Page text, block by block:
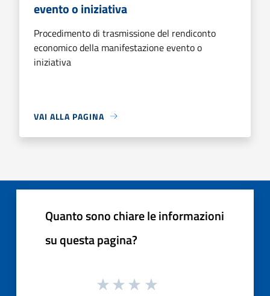
evento o iniziativa
Procedimento di trasmissione del rendiconto
economico della manifestazione evento o
iniziativa
VAI ALLA PAGINA
Quanto sono chiare le informazioni
su questa pagina?